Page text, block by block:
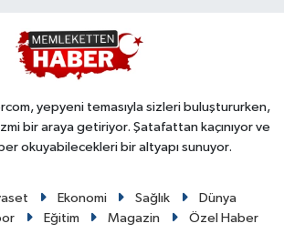
yepyeni temasıyla sizleri buluştururken,
bir araya getiriyor. Şatafattan kaçınıyor ve
okuyabilecekleri bir altyapı sunuyor.
Ekonomi Sağlık
Dünya
Eğitim Magazin Özel Haber